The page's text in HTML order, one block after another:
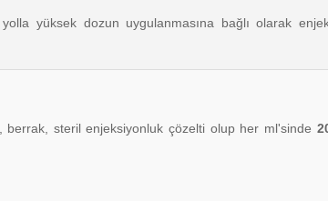
yüksek dozun uygulanmasına bağlı olarak
berrak, steril enjeksiyonluk çözelti olup her ml'sinde